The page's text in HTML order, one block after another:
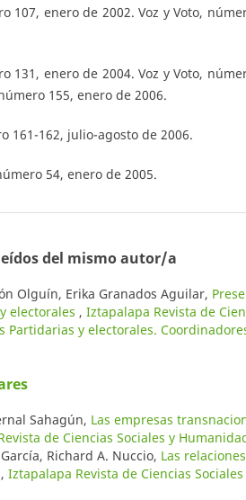
107, enero de 2002. Voz y Voto,
131, enero de 2004. Voz y Voto,
155, enero de 2006.
161-162, julio-agosto de 2006.
54, enero de 2005.
del mismo autor/a
Olguín, Erika Granados Aguilar,
electorales , Iztapalapa Revista de
Partidarias y electorales.
Sahagún, Las empresas
de Ciencias Sociales y
Richard A. Nuccio, Las
, Iztapalapa Revista de Ciencias